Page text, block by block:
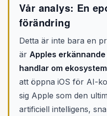
Vår analys: En
förändring
Detta är inte bara en
är Apples
handlar om
att öppna iOS för AI-
sig Apple som den
artificiell intelligens,